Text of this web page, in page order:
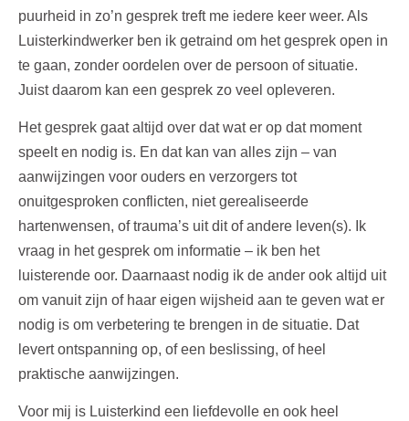
puurheid in zo’n gesprek treft me iedere keer weer. Als
Luisterkindwerker ben ik getraind om het gesprek open in
te gaan, zonder oordelen over de persoon of situatie.
Juist daarom kan een gesprek zo veel opleveren.
Het gesprek gaat altijd over dat wat er op dat moment
speelt en nodig is. En dat kan van alles zijn – van
aanwijzingen voor ouders en verzorgers tot
onuitgesproken conflicten, niet gerealiseerde
hartenwensen, of trauma’s uit dit of andere leven(s). Ik
vraag in het gesprek om informatie – ik ben het
luisterende oor. Daarnaast nodig ik de ander ook altijd uit
om vanuit zijn of haar eigen wijsheid aan te geven wat er
nodig is om verbetering te brengen in de situatie. Dat
levert ontspanning op, of een beslissing, of heel
praktische aanwijzingen.
Voor mij is Luisterkind een liefdevolle en ook heel